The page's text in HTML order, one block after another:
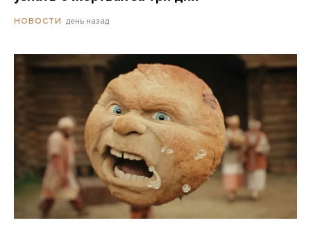
НОВОСТИ день назад